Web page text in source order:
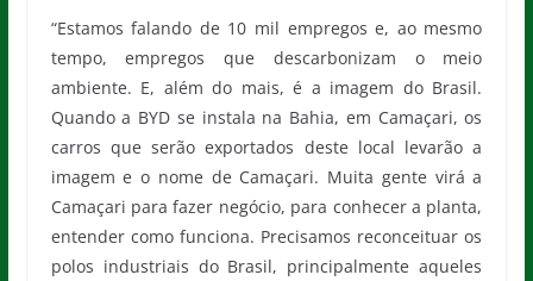
“Estamos falando de 10 mil empregos e, ao mesmo
tempo, empregos que descarbonizam o meio
ambiente. E, além do mais, é a imagem do Brasil.
Quando a BYD se instala na Bahia, em Camaçari, os
carros que serão exportados deste local levarão a
imagem e o nome de Camaçari. Muita gente virá a
Camaçari para fazer negócio, para conhecer a planta,
entender como funciona. Precisamos reconceituar os
polos industriais do Brasil, principalmente aqueles